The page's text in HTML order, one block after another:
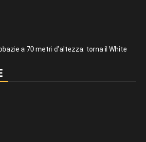
a 70 metri d’altezza: torna il White